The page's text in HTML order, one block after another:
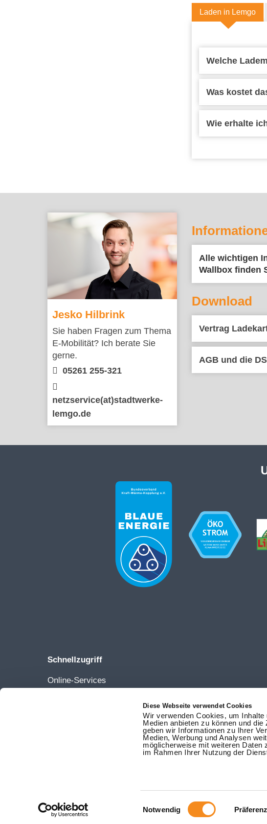
Diese Webseite verwendet Cookies
Wir verwenden Cookies, um
Medien anbieten zu können und
geben wir Informationen zu Ihrer
Medien, Werbung und Analysen
möglicherweise mit weiteren Daten
im Rahmen Ihrer Nutzung der
Einwilligungsauswahl
Notwendig
Laden in Lemgo
Welche
Was kostet
Wie erhalte
Jesko Hilbrink
Sie haben Fragen zum Thema
E-Mobilität? Ich berate Sie
gerne.
05261 255-321
netzservice(at)stadtwerke-
lemgo.de
Alle wichtigen
Wallbox finden
Download
Vertrag
AGB und die
Schnellzugriff
Online-Services
© 2026 Stadtwerke Lemgo Impressum |